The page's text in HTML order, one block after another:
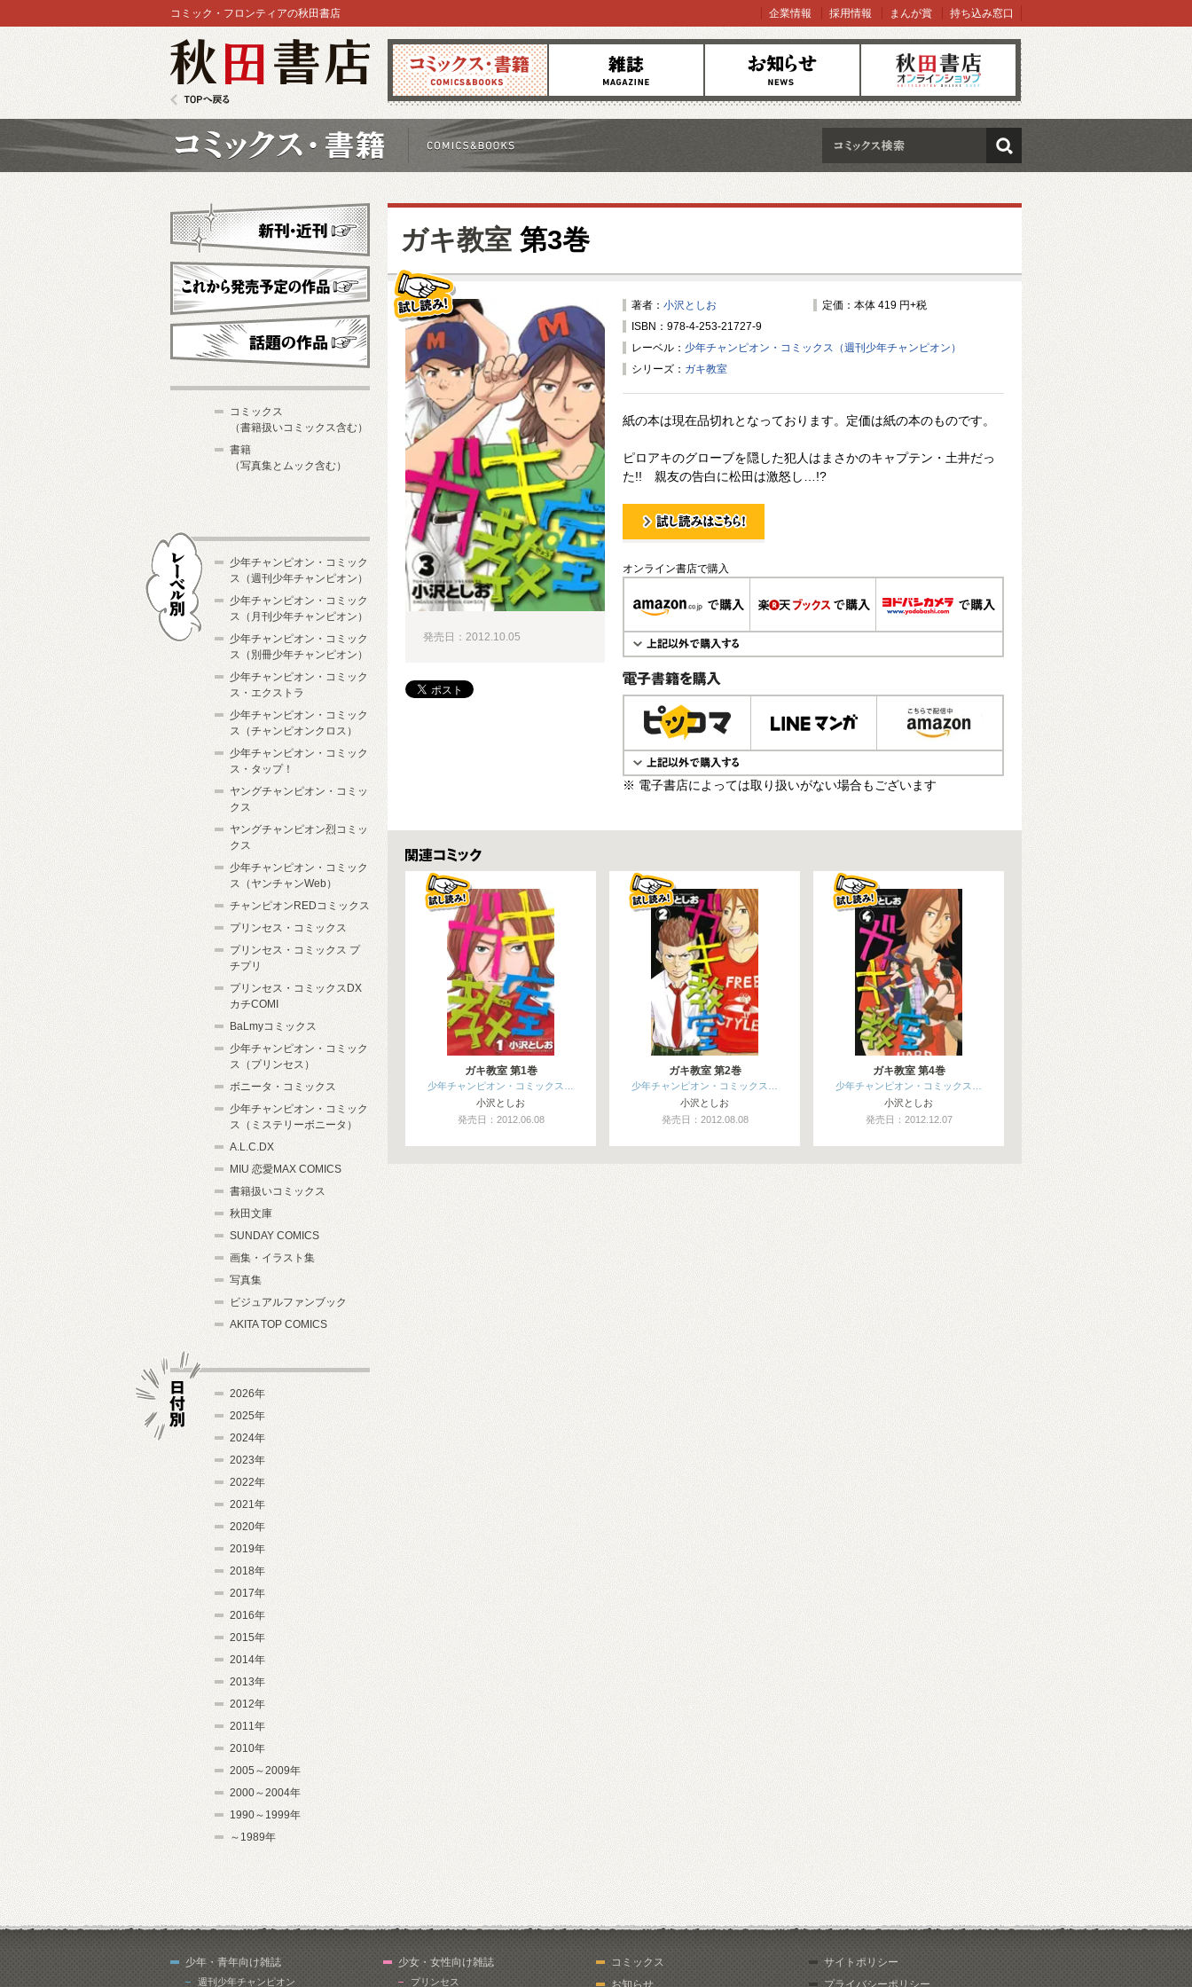
コミックス 雑誌 お知らせ オンラインショップ
コミック・フロンティアの秋田書店 企業情報 採用情報 まんが賞 持ち込み窓口
検索
ガキ教室 第3巻
著者： 小沢としお
定価：本体 419 円+税
ISBN：978-4-253-21727-9
レーベル： 少年チャンピオン・コミックス（週刊少年チャンピオン）
シリーズ： ガキ教室
紙の本は現在品切れとなっております。定価は紙の本のものです。
ピロアキのグローブを隠した犯人はまさかのキャプテン・土井だっ
た!! 親友の告白に松田は激怒し…!?
試し読み！
オンライン書店で購入
電子書籍で購入
※ 電子書店によっては取り扱いがない場合もございます
発売日：2012.10.05
関連コミックス
ガキ教室 第1巻
少年チャンピオン・コミックス…
小沢としお
発売日：2012.06.08
ガキ教室 第2巻
少年チャンピオン・コミックス…
小沢としお
発売日：2012.08.08
ガキ教室 第4巻
少年チャンピオン・コミックス…
小沢としお
発売日：2012.12.07
新刊・近刊
これから発売予定
コミックス
（書籍扱いコミックス含む）
書籍
（写真集とムック含む）
少年チャンピオン・コミック
ス（週刊少年チャンピオン）
少年チャンピオン・コミック
ス（月刊少年チャンピオン）
少年チャンピオン・コミック
ス（別冊少年チャンピオン）
少年チャンピオン・コミック
ス・エクストラ
少年チャンピオン・コミック
ス（チャンピオンクロス）
少年チャンピオン・コミック
ス・タップ！
ヤングチャンピオン・コミッ
クス
ヤングチャンピオン烈コミッ
クス
少年チャンピオン・コミック
ス（ヤンチャンWeb）
チャンピオンREDコミックス
プリンセス・コミックス
プリンセス・コミックス プ
チプリ
プリンセス・コミックスDX
カチCOMI
BaLmyコミックス
少年チャンピオン・コミック
ス（プリンセス）
ボニータ・コミックス
少年チャンピオン・コミック
ス（ミステリーボニータ）
A.L.C.DX
MIU 恋愛MAX COMICS
書籍扱いコミックス
秋田文庫
SUNDAY COMICS
画集・イラスト集
写真集
ビジュアルファンブック
AKITA TOP COMICS
2026年
2025年
2024年
2023年
2022年
2021年
2020年
2019年
2018年
2017年
2016年
2015年
2014年
2013年
2012年
2011年
2010年
2005～2009年
2000～2004年
1990～1999年
～1989年
少年・青年向け雑誌
週刊少年チャンピオン
少女・女性向け雑誌
プリンセス
コミックス
お知らせ
サイトポリシー
プライバシーポリシー